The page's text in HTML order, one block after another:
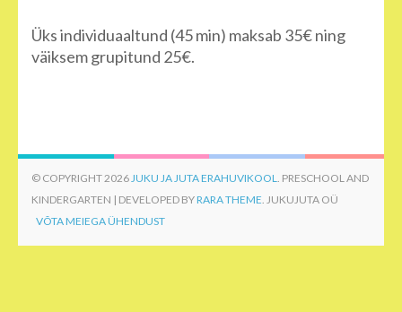
Üks individuaaltund (45 min) maksab 35€ ning
väiksem grupitund 25€.
© COPYRIGHT 2026 JUKU JA JUTA ERAHUVIKOOL
. PRESCHOOL AND
KINDERGARTEN | DEVELOPED BYRARA THEME . JUKUJUTA OÜ
VÕTA MEIEGA ÜHENDUST